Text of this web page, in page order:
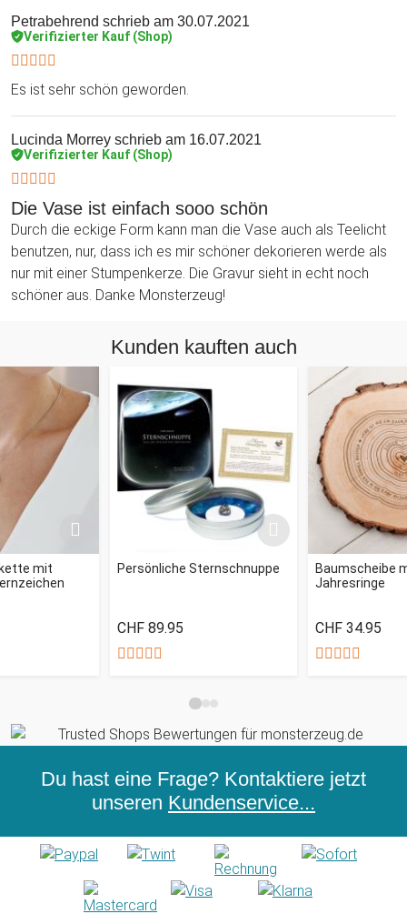
Petrabehrend schrieb am 30.07.2021
Verifizierter Kauf (Shop)
Es ist sehr schön geworden.
Lucinda Morrey schrieb am 16.07.2021
Verifizierter Kauf (Shop)
Die Vase ist einfach sooo schön
Durch die eckige Form kann man die Vase auch als Teelicht
benutzen, nur, dass ich es mir schöner dekorieren werde als
nur mit einer Stumpenkerze. Die Gravur sieht in echt noch
schöner aus. Danke Monsterzeug!
Kunden kauften auch
mit
Persönliche Sternschnuppe
CHF 89.95
Baumscheibe
Jahresringe
CHF 34.95
Du hast eine Frage? Kontaktiere jetzt
unseren Kundenservice...